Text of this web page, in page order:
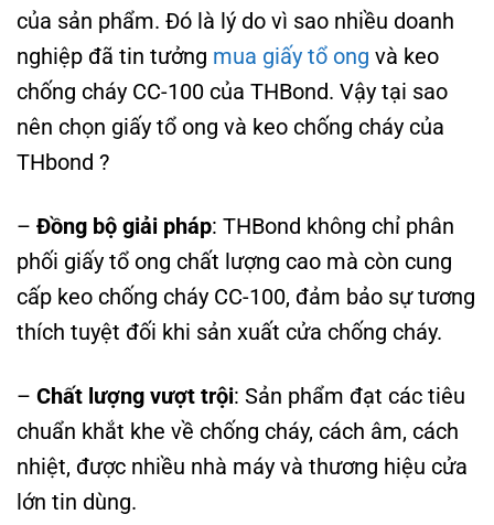
của sản phẩm. Đó là lý do vì sao nhiều doanh
nghiệp đã tin tưởng mua giấy tổ ong và keo
chống cháy CC-100 của THBond. Vậy tại sao
nên chọn giấy tổ ong và keo chống cháy của
THbond ?
– Đồng bộ giải pháp: THBond không chỉ phân
phối giấy tổ ong chất lượng cao mà còn cung
cấp keo chống cháy CC-100, đảm bảo sự tương
thích tuyệt đối khi sản xuất cửa chống cháy.
– Chất lượng vượt trội: Sản phẩm đạt các tiêu
chuẩn khắt khe về chống cháy, cách âm, cách
nhiệt, được nhiều nhà máy và thương hiệu cửa
lớn tin dùng.